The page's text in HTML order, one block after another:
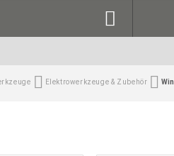
Elektrowerkzeuge & Zubehör